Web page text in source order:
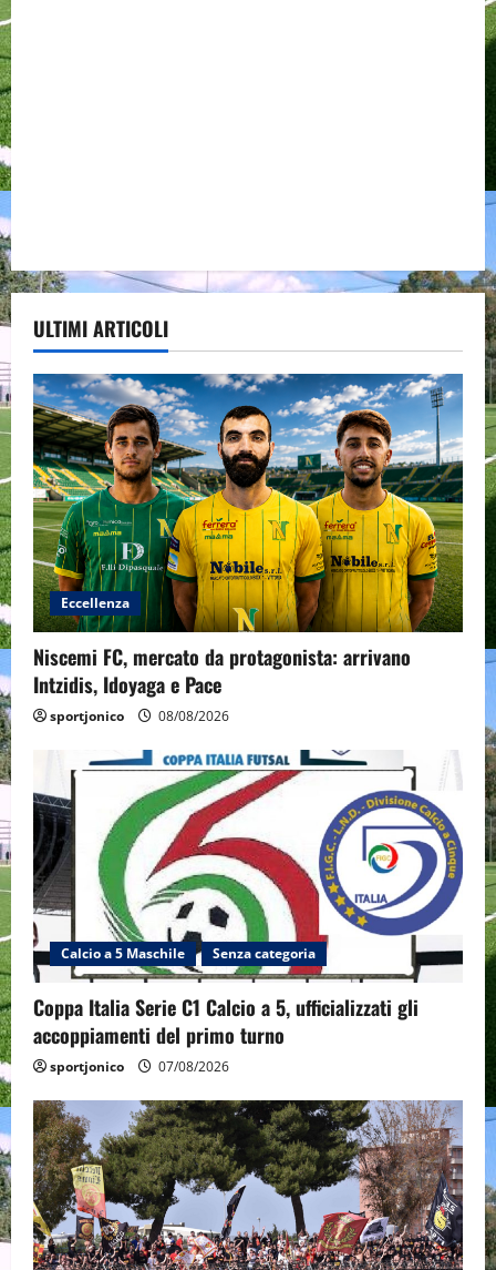
ULTIMI ARTICOLI
Eccellenza
Niscemi FC, mercato da protagonista: arrivano
Intzidis, Idoyaga e Pace
sportjonico 08/08/2026
Calcio a 5 Maschile Senza categoria
Coppa Italia Serie C1 Calcio a 5, ufficializzati gli
accoppiamenti del primo turno
sportjonico 07/08/2026